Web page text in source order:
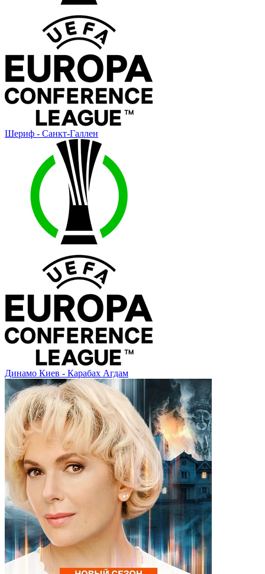
Шериф - Санкт-Галлен
Динамо Киев - Карабах Агдам